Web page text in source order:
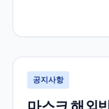
대면수업을 제
동부...
공지사항